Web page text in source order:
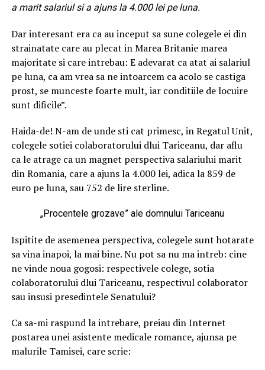
a marit salariul si a ajuns la 4.000 lei pe luna.
Dar interesant era ca au inceput sa sune colegele ei din
strainatate care au plecat in Marea Britanie marea
majoritate si care intrebau: E adevarat ca atat ai salariul
pe luna, ca am vrea sa ne intoarcem ca acolo se castiga
prost, se munceste foarte mult, iar conditiile de locuire
sunt dificile”.
Haida-de! N-am de unde sti cat primesc, in Regatul Unit,
colegele sotiei colaboratorului dlui Tariceanu, dar aflu
ca le atrage ca un magnet perspectiva salariului marit
din Romania, care a ajuns la 4.000 lei, adica la 859 de
euro pe luna, sau 752 de lire sterline.
„Procentele grozave” ale domnului Tariceanu
Ispitite de asemenea perspectiva, colegele sunt hotarate
sa vina inapoi, la mai bine. Nu pot sa nu ma intreb: cine
ne vinde noua gogosi: respectivele colege, sotia
colaboratorului dlui Tariceanu, respectivul colaborator
sau insusi presedintele Senatului?
Ca sa-mi raspund la intrebare, preiau din Internet
postarea unei asistente medicale romance, ajunsa pe
malurile Tamisei, care scrie: